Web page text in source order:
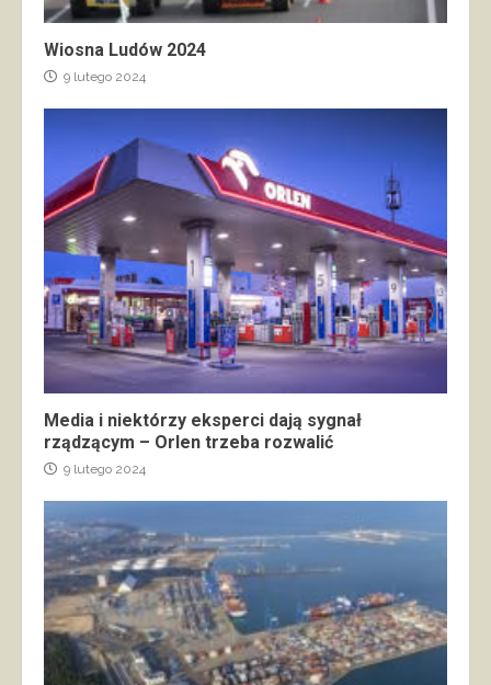
Wiosna Ludów 2024
9 lutego 2024
Media i niektórzy eksperci dają sygnał
rządzącym – Orlen trzeba rozwalić
9 lutego 2024